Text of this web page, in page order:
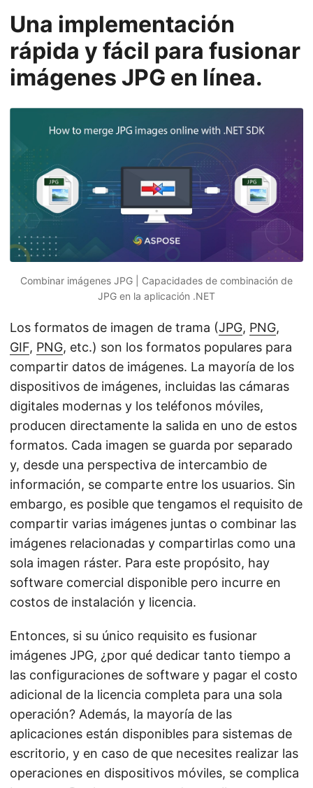
Una implementación
rápida y fácil para fusionar
imágenes JPG en línea.
Combinar imágenes JPG | Capacidades de combinación de
JPG en la aplicación .NET
Los formatos de imagen de trama (JPG, PNG,
GIF, PNG, etc.) son los formatos populares para
compartir datos de imágenes. La mayoría de los
dispositivos de imágenes, incluidas las cámaras
digitales modernas y los teléfonos móviles,
producen directamente la salida en uno de estos
formatos. Cada imagen se guarda por separado
y, desde una perspectiva de intercambio de
información, se comparte entre los usuarios. Sin
embargo, es posible que tengamos el requisito de
compartir varias imágenes juntas o combinar las
imágenes relacionadas y compartirlas como una
sola imagen ráster. Para este propósito, hay
software comercial disponible pero incurre en
costos de instalación y licencia.
Entonces, si su único requisito es fusionar
imágenes JPG, ¿por qué dedicar tanto tiempo a
las configuraciones de software y pagar el costo
adicional de la licencia completa para una sola
operación? Además, la mayoría de las
aplicaciones están disponibles para sistemas de
escritorio, y en caso de que necesites realizar las
operaciones en dispositivos móviles, se complica